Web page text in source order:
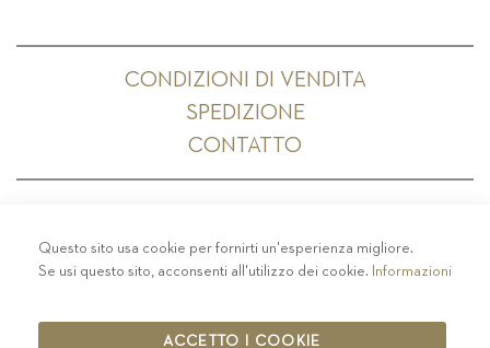
CONDIZIONI DI VENDITA
SPEDIZIONE
CONTATTO
PRIVACY-COLOPHON - COOKIE POLICY
CODICE ETICO
IT00126670215
Questo sito usa cookie per fornirti un'esperienza migliore.
Se usi questo sito, acconsenti all'utilizzo dei cookie. Informazioni
ACCETTO I COOKIE